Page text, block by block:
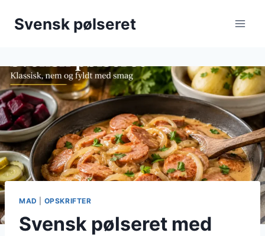
Svensk pølseret
MAD OPSKRIFTER
Svensk pølseret med